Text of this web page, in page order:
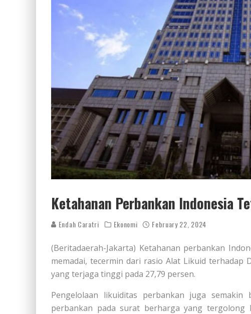
Ketahanan Perbankan Indonesia
Endah Caratri Ekonomi February 22, 2024
(Beritadaerah-Jakarta) Ketahanan perbankan
memadai, tecermin dari rasio Alat Likuid terhadap
yang terjaga tinggi pada 27,79 persen.
Pengelolaan likuiditas perbankan juga
perbankan pada surat berharga yang tergolong